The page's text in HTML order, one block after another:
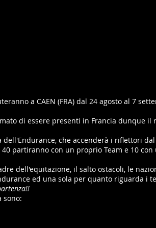
a CAEN (FRA) dal 24 agosto al 7
di essere presenti in Francia dunque il
che accenderà i riflettori dal
partiranno con un proprio Team e 10 con
dell'equitazione, il salto ostacoli, le
ed una sola per quanto riguarda i
sono: